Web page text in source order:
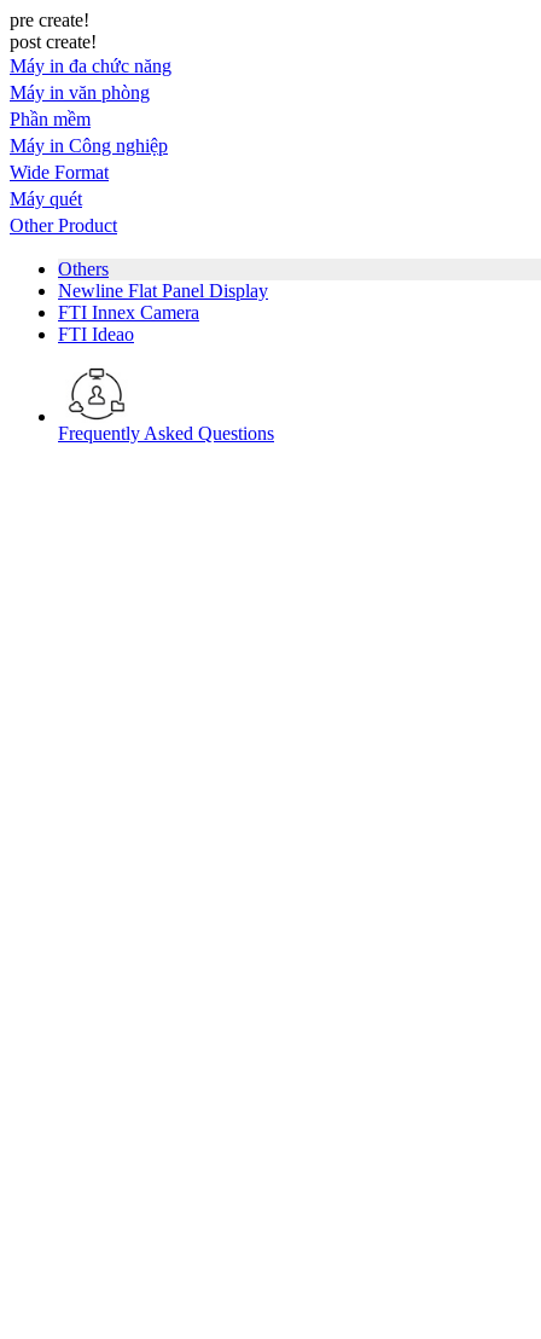
pre create!
post create!
Máy in đa chức năng
Máy in văn phòng
Phần mềm
Máy in Công nghiệp
Wide Format
Máy quét
Other Product
Others
Newline Flat Panel Display
FTI Innex Camera
FTI Ideao
Frequently Asked Questions